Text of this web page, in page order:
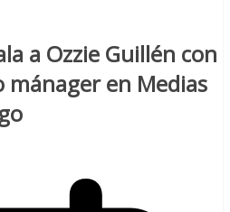
a Ozzie Guillén con
en Medias